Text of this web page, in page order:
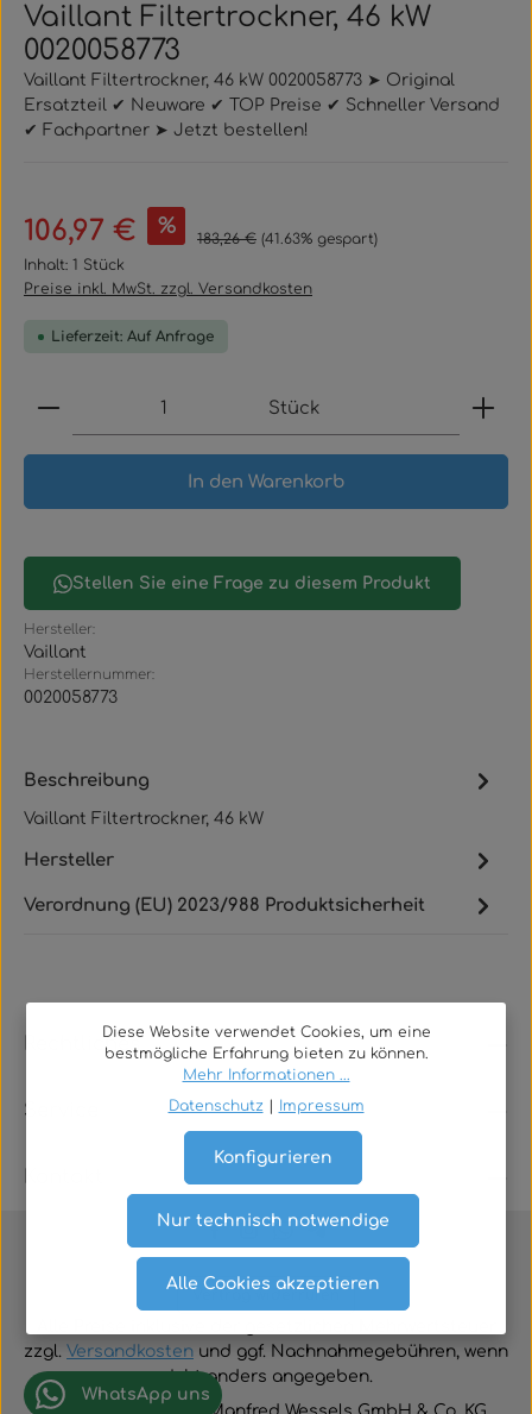
Vaillant Filtertrockner, 46 kW
0020058773
Vaillant Filtertrockner, 46 kW 0020058773 ➤ Original
Ersatzteil ✔ Neuware ✔ TOP Preise ✔ Schneller Versand
✔ Fachpartner ➤ Jetzt bestellen!
Verkaufspreis:
106,97 € % Regulärer Preis:
183,26 € (41.63% gespart)
Inhalt: 1 Stück
Preise inkl. MwSt. zzgl. Versandkosten
Lieferzeit: Auf Anfrage
Produkt Anzahl: Gib den gewünschten Wert
Stück
In den Warenkorb
Stellen Sie eine Frage zu diesem Produkt
Hersteller:
Vaillant
Herstellernummer:
0020058773
Beschreibung
Vaillant Filtertrockner, 46 kW
Hersteller
Verordnung (EU) 2023/988 Produktsicherheit
Rechtliches
Service
Vertrag widerrufen
zzgl. Versandkosten und ggf. Nachnahmegebühren, wenn
nicht anders angegeben.
WhatsApp uns
Diese Website verwendet Cookies, um eine
bestmögliche Erfahrung bieten zu können.
Mehr Informationen ...
Datenschutz
Impressum
Nur technisch notwendige
Konfigurieren
Alle Cookies akzeptieren